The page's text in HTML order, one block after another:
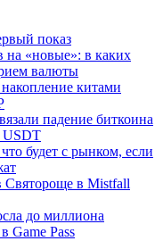
показ
на «новые»: в каких
валюты
китами
падение биткоина
USDT
будет с рынком, если
в Mistfall
до миллиона
Game Pass